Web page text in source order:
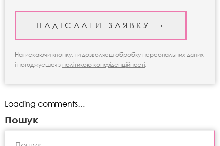
Натискаючи кнопку, ти дозволяєш обробку персональних даних
і погоджуєшся з політикою конфіденційності.
Loading comments…
Пошук